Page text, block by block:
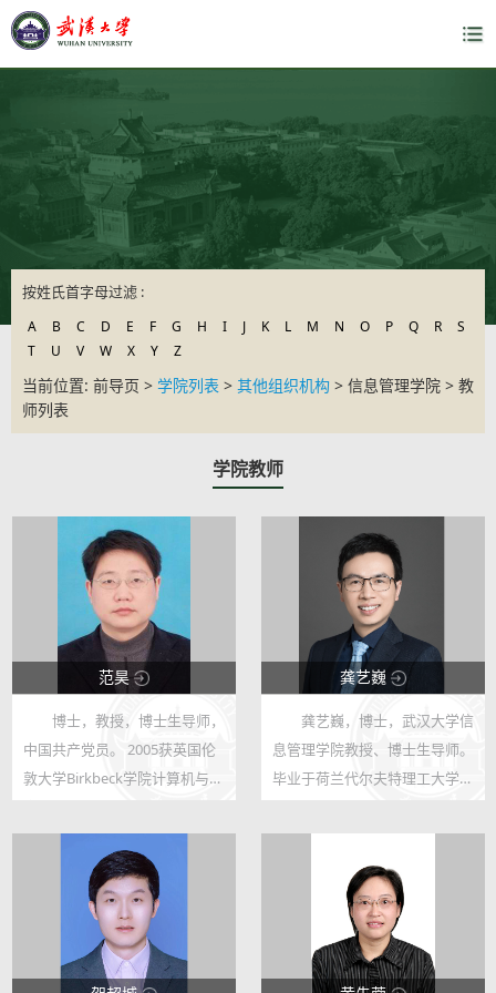
按姓氏首字母过滤 :
A B C D E F G H I J K L M N O P Q R
S
T
U V W X Y Z
当前位置: 前导页 > 学院列表 > 其他组织机构 > 信息管理学院 > 教
师列表
学院教师
范昊
6593
7
博士，教授，博士生导师，
中国共产党员。 2005获英国伦
敦大学Birkbeck学院计算机与信
2001年工作于华中师范大学信
息管理系; 2001-2004英国伦敦
大学Birkbeck学院计算机与信息
系统系攻读博...
龚艺巍
12161
157
龚艺巍，博士，武汉大学信
息管理学院教授、博士生导师。
毕业于荷兰代尔夫特理工大学
Technology)，获得计算机科学
硕士学位和信息系统博士学位。
毕业后在荷兰奈耶诺德工商大学
(Nyenrode Busin...